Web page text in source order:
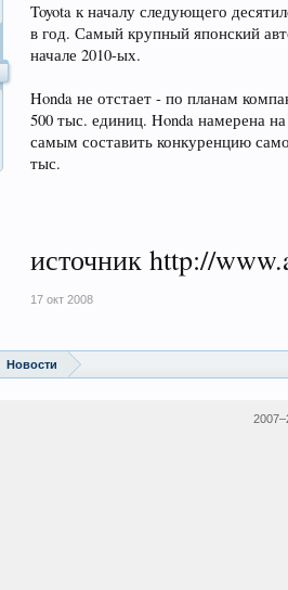
Toyota к началу следующего
в год. Самый крупный японский
начале 2010-ых.
Honda не отстает - по планам
500 тыс. единиц. Honda намерена
самым составить конкуренцию
тыс.
источник http://
17 окт 2008
Новости
2007–